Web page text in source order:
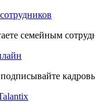
семейным